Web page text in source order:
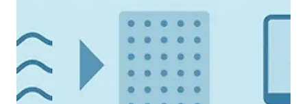
노기술의 정의와 기본 원리 우선, 나노기술은 아주 작은, 10억분의 1미터 수준
의 크기(1나노미터 = ..